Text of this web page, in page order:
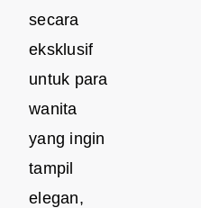
secara
eksklusif
untuk para
wanita
yang ingin
tampil
elegan,